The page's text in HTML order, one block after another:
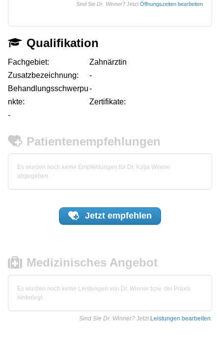
Sind Sie Dr. Winner? Jetzt Öffnungszeiten bearbeiten
Qualifikation
Fachgebiet:
Zahnärztin
Zusatzbezeichnung:
-
Behandlungsschwerpu
nkte:
-
Zertifikate:
-
Patientenempfehlungen
Es wurden noch keine Empfehlungen für Dr. Katja Winner
abgegeben.
Jetzt empfehlen
Medizinisches Angebot
Es wurden noch keine Leistungen von Dr. Winner bzw. der Praxis
hinterlegt.
Sind Sie Dr. Winner? Jetzt Leistungen bearbeiten.